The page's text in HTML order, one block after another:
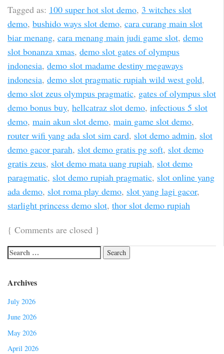
Tagged as: 100 super hot slot demo, 3 witches slot
demo, bushido ways slot demo, cara curang main slot
biar menang, cara menang main judi game slot, demo
slot bonanza xmas, demo slot gates of olympus
indonesia, demo slot madame destiny megaways
indonesia, demo slot pragmatic rupiah wild west gold,
demo slot zeus olympus pragmatic, gates of olympus slot
demo bonus buy, hellcatraz slot demo, infectious 5 slot
demo, main akun slot demo, main game slot demo,
router wifi yang ada slot sim card, slot demo admin, slot
demo gacor parah, slot demo gratis pg soft, slot demo
gratis zeus, slot demo mata uang rupiah, slot demo
paragmatic, slot demo rupiah pragmatic, slot online yang
ada demo, slot roma play demo, slot yang lagi gacor,
starlight princess demo slot, thor slot demo rupiah
{ Comments are closed }
Archives
July 2026
June 2026
May 2026
April 2026